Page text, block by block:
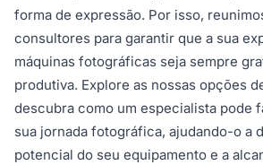
forma de expressão. Por isso,
consultores para garantir que a sua
máquinas fotográficas seja sempre
produtiva. Explore as nossas opções
descubra como um especialista pode
sua jornada fotográfica, ajudando-o a
potencial do seu equipamento e a